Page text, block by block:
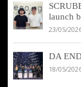
launch
23/05/
DA
18/05/